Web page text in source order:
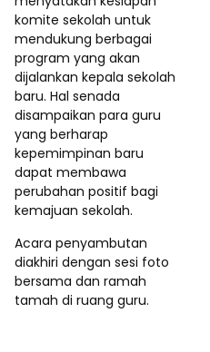
komite sekolah untuk
mendukung berbagai
program yang akan
dijalankan kepala sekolah
baru. Hal senada
disampaikan para guru
yang berharap
kepemimpinan baru
dapat membawa
perubahan positif bagi
kemajuan sekolah.
Acara penyambutan
diakhiri dengan sesi foto
bersama dan ramah
tamah di ruang guru.